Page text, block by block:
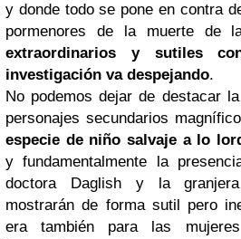
y donde todo se pone en contra
pormenores de la muerte de
extraordinarios y sutiles
investigación va despejando.
No podemos dejar de destacar
personajes secundarios
especie de niño salvaje a lo
y fundamentalmente la
doctora Daglish y la
mostrarán de forma sutil pero
era también para las